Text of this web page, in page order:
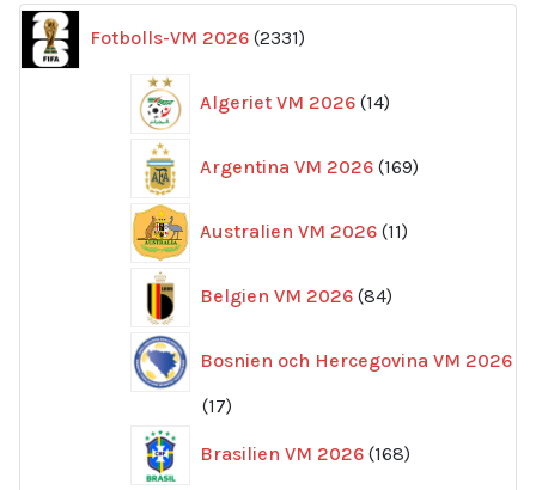
Fotbolls-VM 2026 2331
produkter
Algeriet VM 2026 14
produkter
Argentina VM 2026 169
produkter
Australien VM 2026 11
produkter
Belgien VM 2026 84
produkter
Bosnien och Hercegovina VM 2026
1717
Brasilien VM 2026 168
produkter